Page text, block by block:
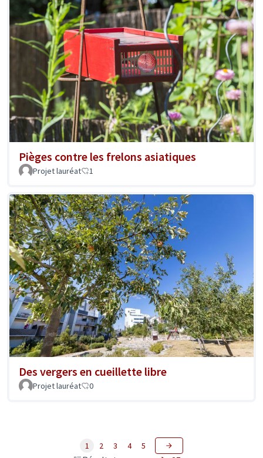
Pièges contre les frelons asiatiques
Projet lauréat 1
Des vergers en cueillette libre
Projet lauréat 0
1 2 3 4 5